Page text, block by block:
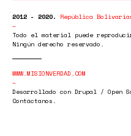
2012 - 2020. República
Todo el material puede
Ningún derecho reservado.
WWW.MISIONVERDAD.COM
Desarrollado con Drupal / Open
Contáctanos.